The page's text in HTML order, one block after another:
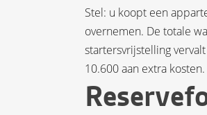
Stel: u koopt een
overnemen. De totale
startersvrijstelling
10.600 aan extra kosten.